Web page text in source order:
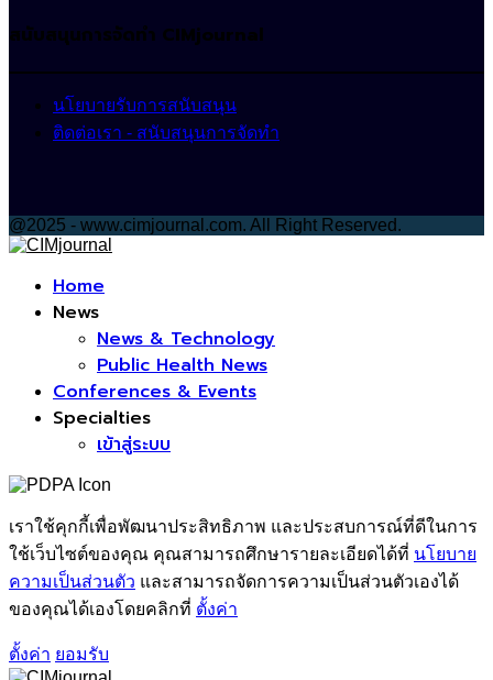
สนับสนุนการจัดทำ CIMjournal
นโยบายรับการสนับสนุน
ติดต่อเรา - สนับสนุนการจัดทำ
@2025 - www.cimjournal.com. All Right Reserved.
Home
News
News & Technology
Public Health News
Conferences & Events
Specialties
เข้าสู่ระบบ
เราใช้คุกกี้เพื่อพัฒนาประสิทธิภาพ และประสบการณ์ที่ดีในการ
ใช้เว็บไซต์ของคุณ คุณสามารถศึกษารายละเอียดได้ที่ นโยบาย
ความเป็นส่วนตัว และสามารถจัดการความเป็นส่วนตัวเองได้
ของคุณได้เองโดยคลิกที่ ตั้งค่า
ตั้งค่า ยอมรับ